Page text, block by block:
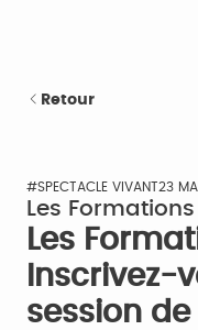
Retour
#SPECTACLE VIVANT23
Les
Les
Inscrivez-
session